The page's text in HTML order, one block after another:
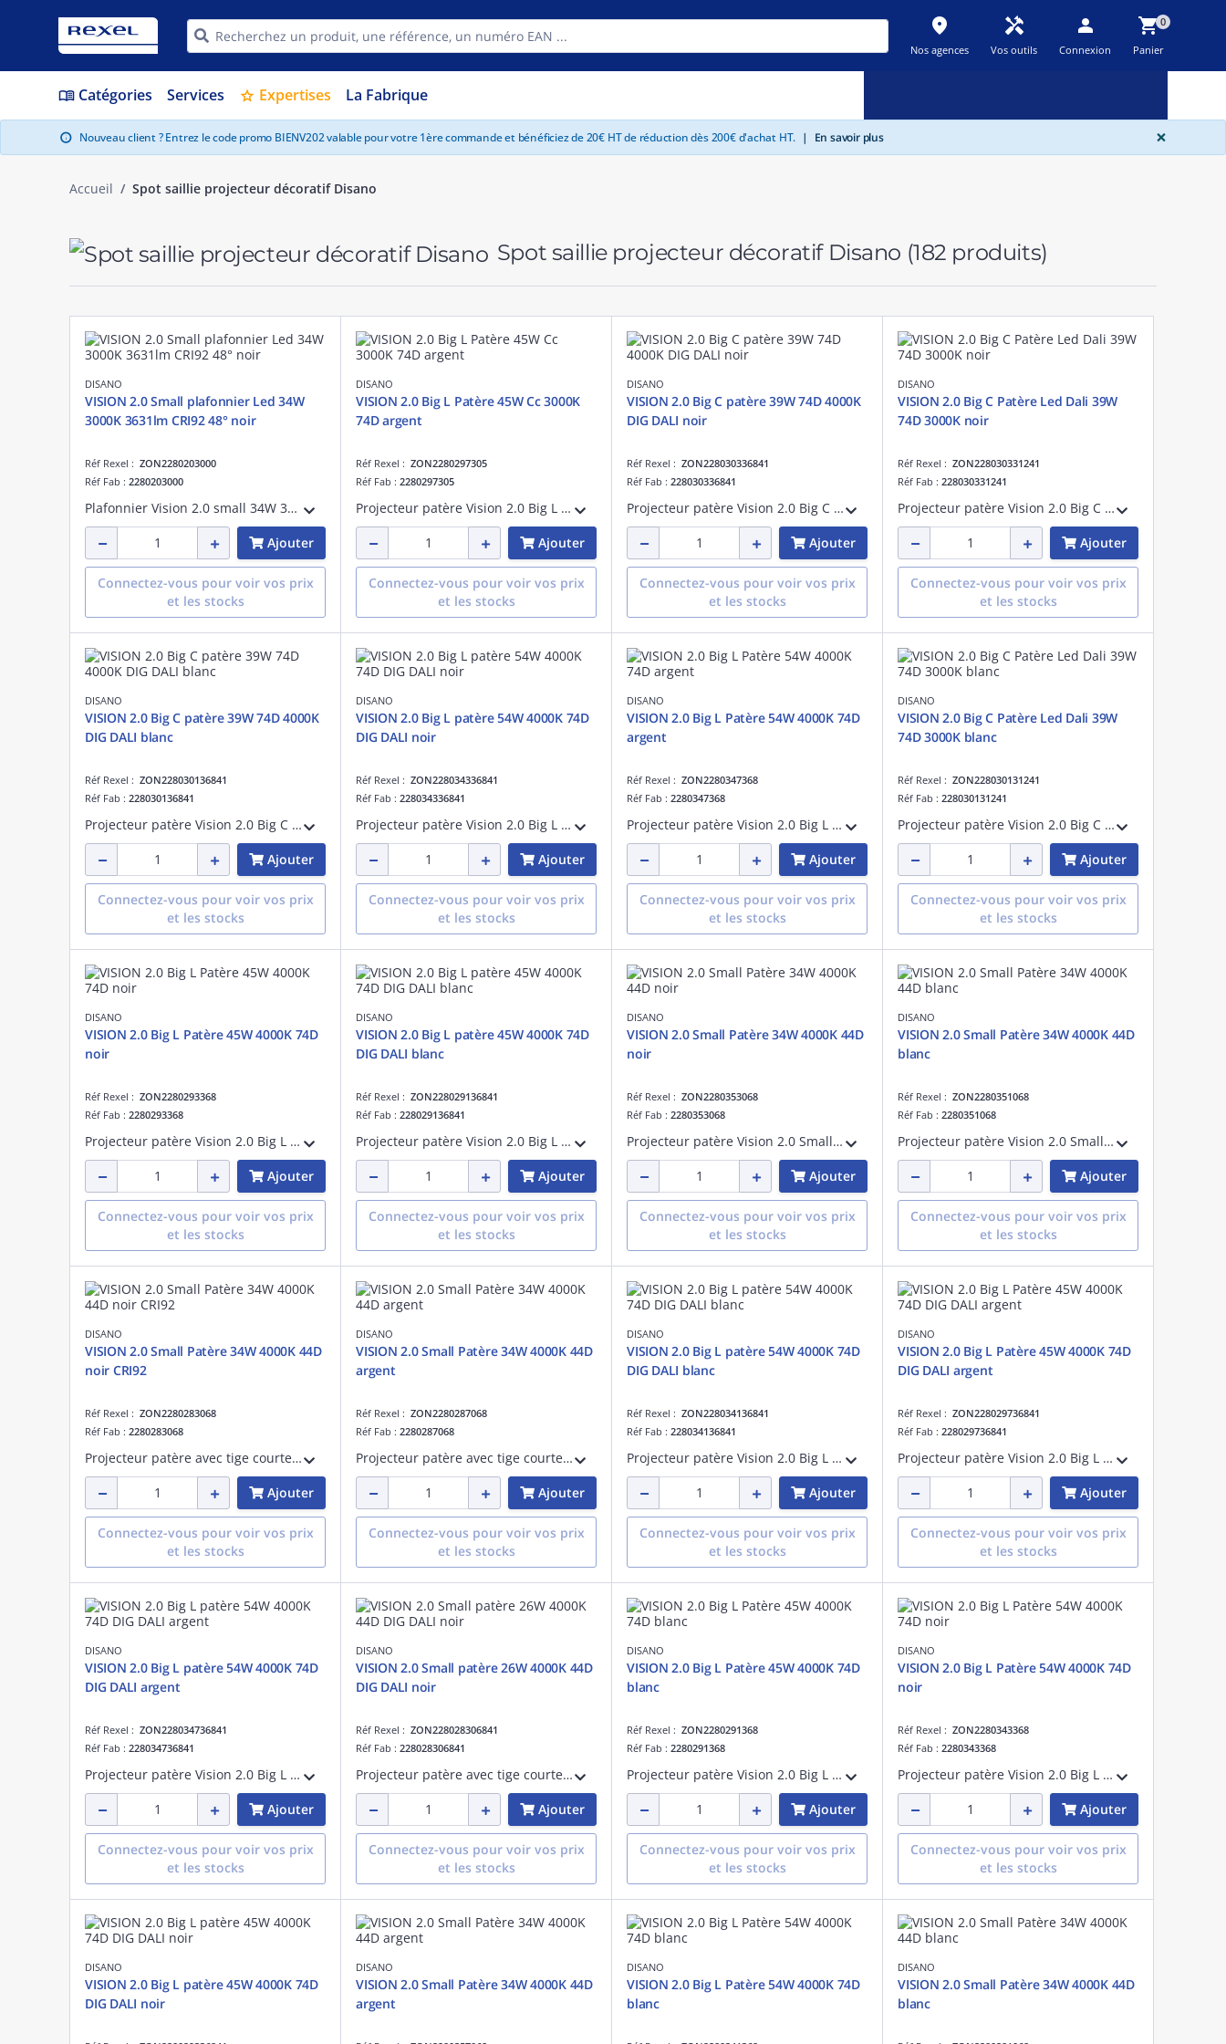
place
Nos agences
handyman
Vos outils
person
Connexion
shopping_cart0
Panier
menu_book Catégories Services star Expertises La Fabrique
info Nouveau client ? Entrez le code promo BIENV202 valable pour votre 1ère commande et bénéficiez de 20€ HT de réduction dès 200€ d'achat HT. | En savoir plus ×
Accueil Spot saillie projecteur décoratif Disano
Spot saillie projecteur décoratif Disano (182 produits)
DISANO
VISION 2.0 Small plafonnier Led 34W
3000K 3631lm CRI92 48° noir
Réf Rexel : ZON2280203000
Réf Fab : 2280203000
Plafonnier Vision 2.0 small 34W 3000K CRI 92 faisceau 48 degrés noir maintien du flux lumineux à 80% 50000 heures L80 B20 Facteur de puissance >0,95
Ajouter
Connectez-vous pour voir vos prix
et les stocks
DISANO
VISION 2.0 Big L Patère 45W Cc 3000K
74D argent
Réf Rexel : ZON2280297305
Réf Fab : 2280297305
Projecteur patère Vision 2.0 Big L tige longue premium BBL 45W 3000K CRI>90 faisceau 76 degrés argent métalisé maintien du flux lumineux à 80% 50000 heures L80 B20 Facteur de puissance >0,95
Ajouter
Connectez-vous pour voir vos prix
et les stocks
DISANO
VISION 2.0 Big C patère 39W 74D 4000K
DIG DALI noir
Réf Rexel : ZON228030336841
Réf Fab : 228030336841
Projecteur patère Vision 2.0 Big C tige longue Dali 39W 4000K CRI>90 faisceau 76 degrés noir maintien du flux lumineux à 80% 50000 heures L80 B20 Facteur de puissance >0,95
Ajouter
Connectez-vous pour voir vos prix
et les stocks
DISANO
VISION 2.0 Big C Patère Led Dali 39W
74D 3000K noir
Réf Rexel : ZON228030331241
Réf Fab : 228030331241
Projecteur patère Vision 2.0 Big C tige longue Dali 39W 3000K CRI>90 faisceau 76 degrés noir maintien du flux lumineux à 80% 50000 heures L80 B20 Facteur de puissance >0,95
Ajouter
Connectez-vous pour voir vos prix
et les stocks
DISANO
VISION 2.0 Big C patère 39W 74D 4000K
DIG DALI blanc
Réf Rexel : ZON228030136841
Réf Fab : 228030136841
Projecteur patère Vision 2.0 Big C tige longue Dali 39W 4000K CRI>90 faisceau 76 degrés blanc maintien du flux lumineux à 80% 50000 heures L80 B20 Facteur de puissance >0,95
Ajouter
Connectez-vous pour voir vos prix
et les stocks
DISANO
VISION 2.0 Big L patère 54W 4000K 74D
DIG DALI noir
Réf Rexel : ZON228034336841
Réf Fab : 228034336841
Projecteur patère Vision 2.0 Big L tige longue Dali 53W 4000K CRI>90 faisceau 76 degrés noir maintien du flux lumineux à 80% 50000 heures L80 B20 Facteur de puissance >0,95
Ajouter
Connectez-vous pour voir vos prix
et les stocks
DISANO
VISION 2.0 Big L Patère 54W 4000K 74D
argent
Réf Rexel : ZON2280347368
Réf Fab : 2280347368
Projecteur patère Vision 2.0 Big L tige longue 53W 4000K CRI>90 faisceau 76 degrés argent sablé maintien du flux lumineux à 80% 50000 heures L80 B20 Facteur de puissance >0,95
Ajouter
Connectez-vous pour voir vos prix
et les stocks
DISANO
VISION 2.0 Big C Patère Led Dali 39W
74D 3000K blanc
Réf Rexel : ZON228030131241
Réf Fab : 228030131241
Projecteur patère Vision 2.0 Big C tige longue Dali 39W 3000K CRI>90 faisceau 76 degrés blanc maintien du flux lumineux à 80% 50000 heures L80 B20 Facteur de puissance >0,95
Ajouter
Connectez-vous pour voir vos prix
et les stocks
DISANO
VISION 2.0 Big L Patère 45W 4000K 74D
noir
Réf Rexel : ZON2280293368
Réf Fab : 2280293368
Projecteur patère Vision 2.0 Big L tige longue 45W 4000K CRI>90 faisceau 76 degrés noir maintien du flux lumineux à 80% 50000 heures L80 B20 Facteur de puissance >0,95
Ajouter
Connectez-vous pour voir vos prix
et les stocks
DISANO
VISION 2.0 Big L patère 45W 4000K 74D
DIG DALI blanc
Réf Rexel : ZON228029136841
Réf Fab : 228029136841
Projecteur patère Vision 2.0 Big L tige longue Dali 45W 4000K CRI>90 faisceau 76 degrés blanc maintien du flux lumineux à 80% 50000 heures L80 B20 Facteur de puissance >0,95
Ajouter
Connectez-vous pour voir vos prix
et les stocks
DISANO
VISION 2.0 Small Patère 34W 4000K 44D
noir
Réf Rexel : ZON2280353068
Réf Fab : 2280353068
Projecteur patère Vision 2.0 Small tige courte 34W 4000K CRI 92 faisceau 48 degrés noir maintien du flux lumineux à 80% 50000 heures L80 B20 Facteur de puissance >0,95
Ajouter
Connectez-vous pour voir vos prix
et les stocks
DISANO
VISION 2.0 Small Patère 34W 4000K 44D
blanc
Réf Rexel : ZON2280351068
Réf Fab : 2280351068
Projecteur patère Vision 2.0 Small tige courte 34W 4000K CRI 92 faisceau 48 degrés blanc maintien du flux lumineux à 80% 50000 heures L80 B20 Facteur de puissance >0,95
Ajouter
Connectez-vous pour voir vos prix
et les stocks
DISANO
VISION 2.0 Small Patère 34W 4000K 44D
noir CRI92
Réf Rexel : ZON2280283068
Réf Fab : 2280283068
Projecteur patère avec tige courte Vision 2.0 small 34W 4000K CRI 92 faisceau 48 degrés noir maintien du flux lumineux à 80% 50000 heures L80 B20 Facteur de puissance >0,95
Ajouter
Connectez-vous pour voir vos prix
et les stocks
DISANO
VISION 2.0 Small Patère 34W 4000K 44D
argent
Réf Rexel : ZON2280287068
Réf Fab : 2280287068
Projecteur patère avec tige courte Vision 2.0 small 34W 4000K CRI 92 faisceau 48 degrés argent métalisé maintien du flux lumineux à 80% 50000 heures L80 B20 Facteur de puissance >0,95
Ajouter
Connectez-vous pour voir vos prix
et les stocks
DISANO
VISION 2.0 Big L patère 54W 4000K 74D
DIG DALI blanc
Réf Rexel : ZON228034136841
Réf Fab : 228034136841
Projecteur patère Vision 2.0 Big L tige longue 53W Dali 4000K CRI>90 faisceau 76 degrés blanc maintien du flux lumineux à 80% 50000 heures L80 B20 Facteur de puissance >0,95
Ajouter
Connectez-vous pour voir vos prix
et les stocks
DISANO
VISION 2.0 Big L Patère 45W 4000K 74D
DIG DALI argent
Réf Rexel : ZON228029736841
Réf Fab : 228029736841
Projecteur patère Vision 2.0 Big L tige longue Dali 45W 4000K CRI>90 faisceau 76 degrés argent métalisé maintien du flux lumineux à 80% 50000 heures L80 B20 Facteur de puissance >0,95
Ajouter
Connectez-vous pour voir vos prix
et les stocks
DISANO
VISION 2.0 Big L patère 54W 4000K 74D
DIG DALI argent
Réf Rexel : ZON228034736841
Réf Fab : 228034736841
Projecteur patère Vision 2.0 Big L tige longue Dali 53W 4000K CRI>90 faisceau 76 degrés argent sablé maintien du flux lumineux à 80% 50000 heures L80 B20 Facteur de puissance >0,95
Ajouter
Connectez-vous pour voir vos prix
et les stocks
DISANO
VISION 2.0 Small patère 26W 4000K 44D
DIG DALI noir
Réf Rexel : ZON228028306841
Réf Fab : 228028306841
Projecteur patère avec tige courte Vision 2.0 small Dali 34W 4000K CRI 92 faisceau 48 degrés noir maintien du flux lumineux à 80% 50000 heures L80 B20 Facteur de puissance >0,95
Ajouter
Connectez-vous pour voir vos prix
et les stocks
DISANO
VISION 2.0 Big L Patère 45W 4000K 74D
blanc
Réf Rexel : ZON2280291368
Réf Fab : 2280291368
Projecteur patère Vision 2.0 Big L tige longue 45W 4000K CRI>90 faisceau 76 degrés blanc maintien du flux lumineux à 80% 50000 heures L80 B20 Facteur de puissance >0,95
Ajouter
Connectez-vous pour voir vos prix
et les stocks
DISANO
VISION 2.0 Big L Patère 54W 4000K 74D
noir
Réf Rexel : ZON2280343368
Réf Fab : 2280343368
Projecteur patère Vision 2.0 Big L tige longue 53W 4000K CRI>90 faisceau 76 degrés noir maintien du flux lumineux à 80% 50000 heures L80 B20 Facteur de puissance >0,95
Ajouter
Connectez-vous pour voir vos prix
et les stocks
DISANO
VISION 2.0 Big L patère 45W 4000K 74D
DIG DALI noir
DISANO
VISION 2.0 Small Patère 34W 4000K 44D
argent
DISANO
VISION 2.0 Big L Patère 54W 4000K 74D
blanc
DISANO
VISION 2.0 Small Patère 34W 4000K 44D
blanc